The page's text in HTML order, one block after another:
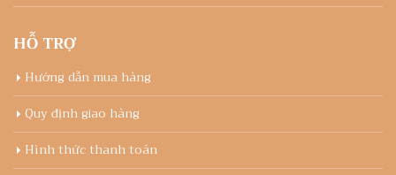
HỖ TRỢ
Hướng dẫn mua hàng
Quy định giao hàng
Hình thức thanh toán